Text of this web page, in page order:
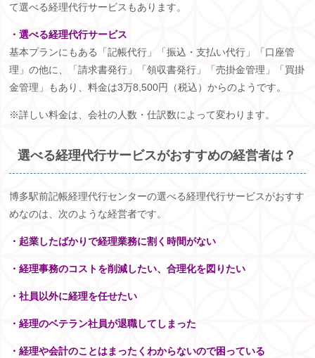
て選べる経理代行サービスもあります。
・選べる経理代行サービス
基本プランにもある「記帳代行」「振込・支払い代行」「口座管
理」の他に、「請求書発行」「領収書発行」「売掛金管理」「買掛
金管理」もあり、料金は3万8,500円（税込）からのようです。
※詳しい料金は、会社の人数・仕訳数によって変わります。
選べる経理代行サービスがおすすめの経営者は？
博多駅前記帳経理代行センターの選べる経理代行サービスがおすす
めなのは、次のような経営者です。
・起業したばかりで経理業務に割く時間がない
・経理事務のコストを削減したい、合理化を図りたい
・社員以外に経理を任せたい
・経理のベテラン社員が退職してしまった
・経理や会計のことはまったくわからないので困っている